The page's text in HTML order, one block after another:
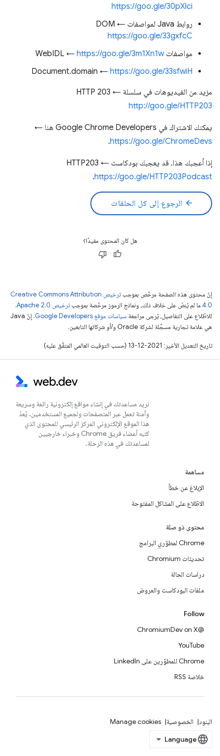
https://goo.gle/30pXlci
روابط Java لمواصفات DOM ←
https://goo.gle/33gxfcC
مواصفات WebIDL ←https://goo.gle/3m1Xn1w
Document.domain ← https://goo.gle/33sfwiH
مزيد من الفيديوهات في سلسلة HTTP 203 ←
http://goo.gle/HTTP203
يمكنك الاشتراك في Google Chrome Developers هنا ←
https://goo.gle/ChromeDevs
.
إذا أعجبك هذا، قد يعجبك بودكاست HTTP203 ←
https://goo.gle/HTTP203Podcast
.
arrow_back الرجوع إلى كل الحلقات
هل كان المحتوى مفيدًا؟
إنّ محتوى هذه الصفحة مرخّص بموجب
ترخيص Creative Commons Attribution
4.0‏ ما لم يُنصّ على خلاف ذلك، ونماذج الرموز مرخّصة بموجبترخيص Apache 2.0‏
.
للاطّلاع على التفاصيل، يُرجى مراجعة سياسات موقع Google Developers‏
. إنّ Java
هي علامة تجارية مسجَّلة لشركة Oracle و/أو شركائها التابعين.
تاريخ التعديل الأخير: 2021-12-13 (حسب التوقيت العالمي المتفَّق عليه)
نريد مساعدتك في إنشاء مواقع إلكترونية رائعة وسريعة
وآمنة تعمل عبر المتصفحات ولجميع المستخدمين. يُعدّ
هذا الموقع الإلكتروني المركز الرئيسي للمحتوى الذي
كتبه أعضاء فريق Chrome وخبراء خارجيين
لمساعدتك في هذه الرحلة.
مساهمة
الإبلاغ عن خطأ
الاطّلاع على المشاكل المفتوحة
محتوى ذو صلة
Chrome لمطوّري البرامج
تحديثات Chromium
دراسات الحالة
ملفات البودكاست والعروض
Follow
@ChromiumDev on X
YouTube
Chrome للمطوّرين على LinkedIn
خلاصة RSS
البنود الخصوصية Manage cookies